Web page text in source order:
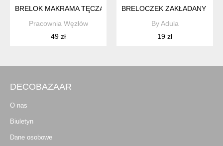
BRELOK MAKRAMA TĘCZA – WZÓR III | RĘKODZIEŁO |
Pracownia Węzłów
49 zł
BRELOCZEK ZAKŁADANY NA
By Adula
19 zł
DECOBAZAAR
O nas
Biuletyn
Dane osobowe